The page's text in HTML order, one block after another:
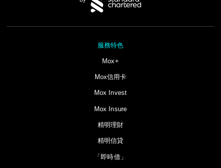
服務特色
Mox+
Mox信用卡
Mox Invest
Mox Insure
精明理財
精明信貸
「即時借」